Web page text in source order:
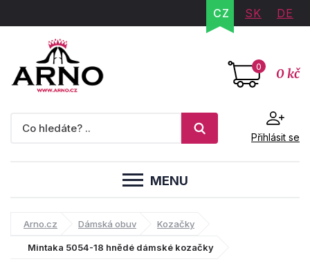
CZ SK DE
0 0 kč
Přihlásit se
MENU
Arno.cz Dámská obuv Kozačky
Mintaka 5054-18 hnědé dámské kozačky